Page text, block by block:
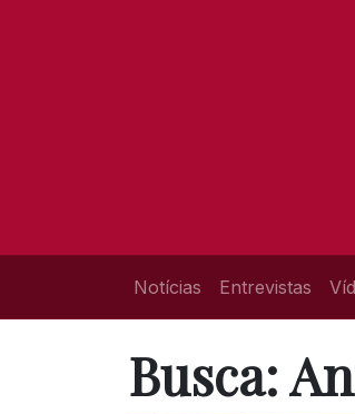
Notícias Entrevistas
Busca: